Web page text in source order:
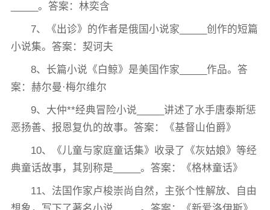
_____。答案：林奕含
7、《出诊》的作者是俄国小说家_____创作的短篇
小说集。答案：契诃夫
8、长篇小说《白鲸》是美国作家_____作品。答
案：赫尔曼·梅尔维尔
9、大仲**经典冒险小说_____讲述了水手唐泰斯惩
恶扬善、报恩复仇的故事。答案：《基督山伯爵》
10、《儿童与家庭童话集》收录了《灰姑娘》等经
典童话故事，其别称是_____。答案：《格林童话》
11、法国作家卢梭崇尚自然，主张个性解放、自由